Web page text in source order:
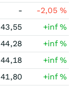
- -2,05%
43,55 +inf%
44,28 +inf%
44,18 +inf%
41,80 +inf%